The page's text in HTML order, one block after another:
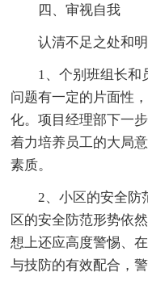
四、审视自我
认清不足之处和
1、个别班组长和
问题有一定的片面性
化。项目经理部下一
着力培养员工的大局
素质。
2、小区的安全防
区的安全防范形势依
想上还应高度警惕、
与技防的有效配合，